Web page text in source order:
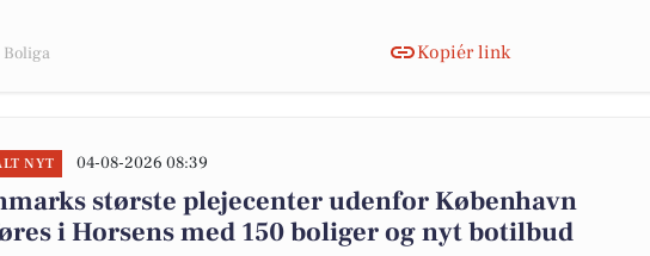
Kopiér link
NYT 04-08-2026 08:39
største plejecenter udenfor København
i Horsens med 150 boliger og nyt botilbud